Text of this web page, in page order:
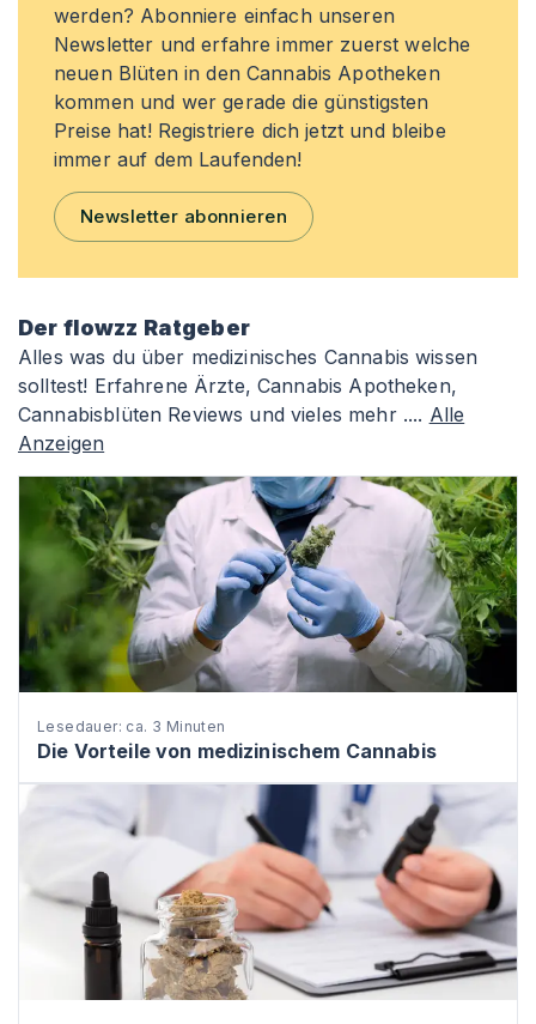
werden? Abonniere einfach unseren
Newsletter und erfahre immer zuerst welche
neuen Blüten in den Cannabis Apotheken
kommen und wer gerade die günstigsten
Preise hat! Registriere dich jetzt und bleibe
immer auf dem Laufenden!
Newsletter abonnieren
Der flowzz Ratgeber
Alles was du über medizinisches Cannabis wissen
solltest! Erfahrene Ärzte, Cannabis Apotheken,
Cannabisblüten Reviews und vieles mehr .... Alle
Anzeigen
Lesedauer: ca. 3 Minuten
Die Vorteile von medizinischem Cannabis